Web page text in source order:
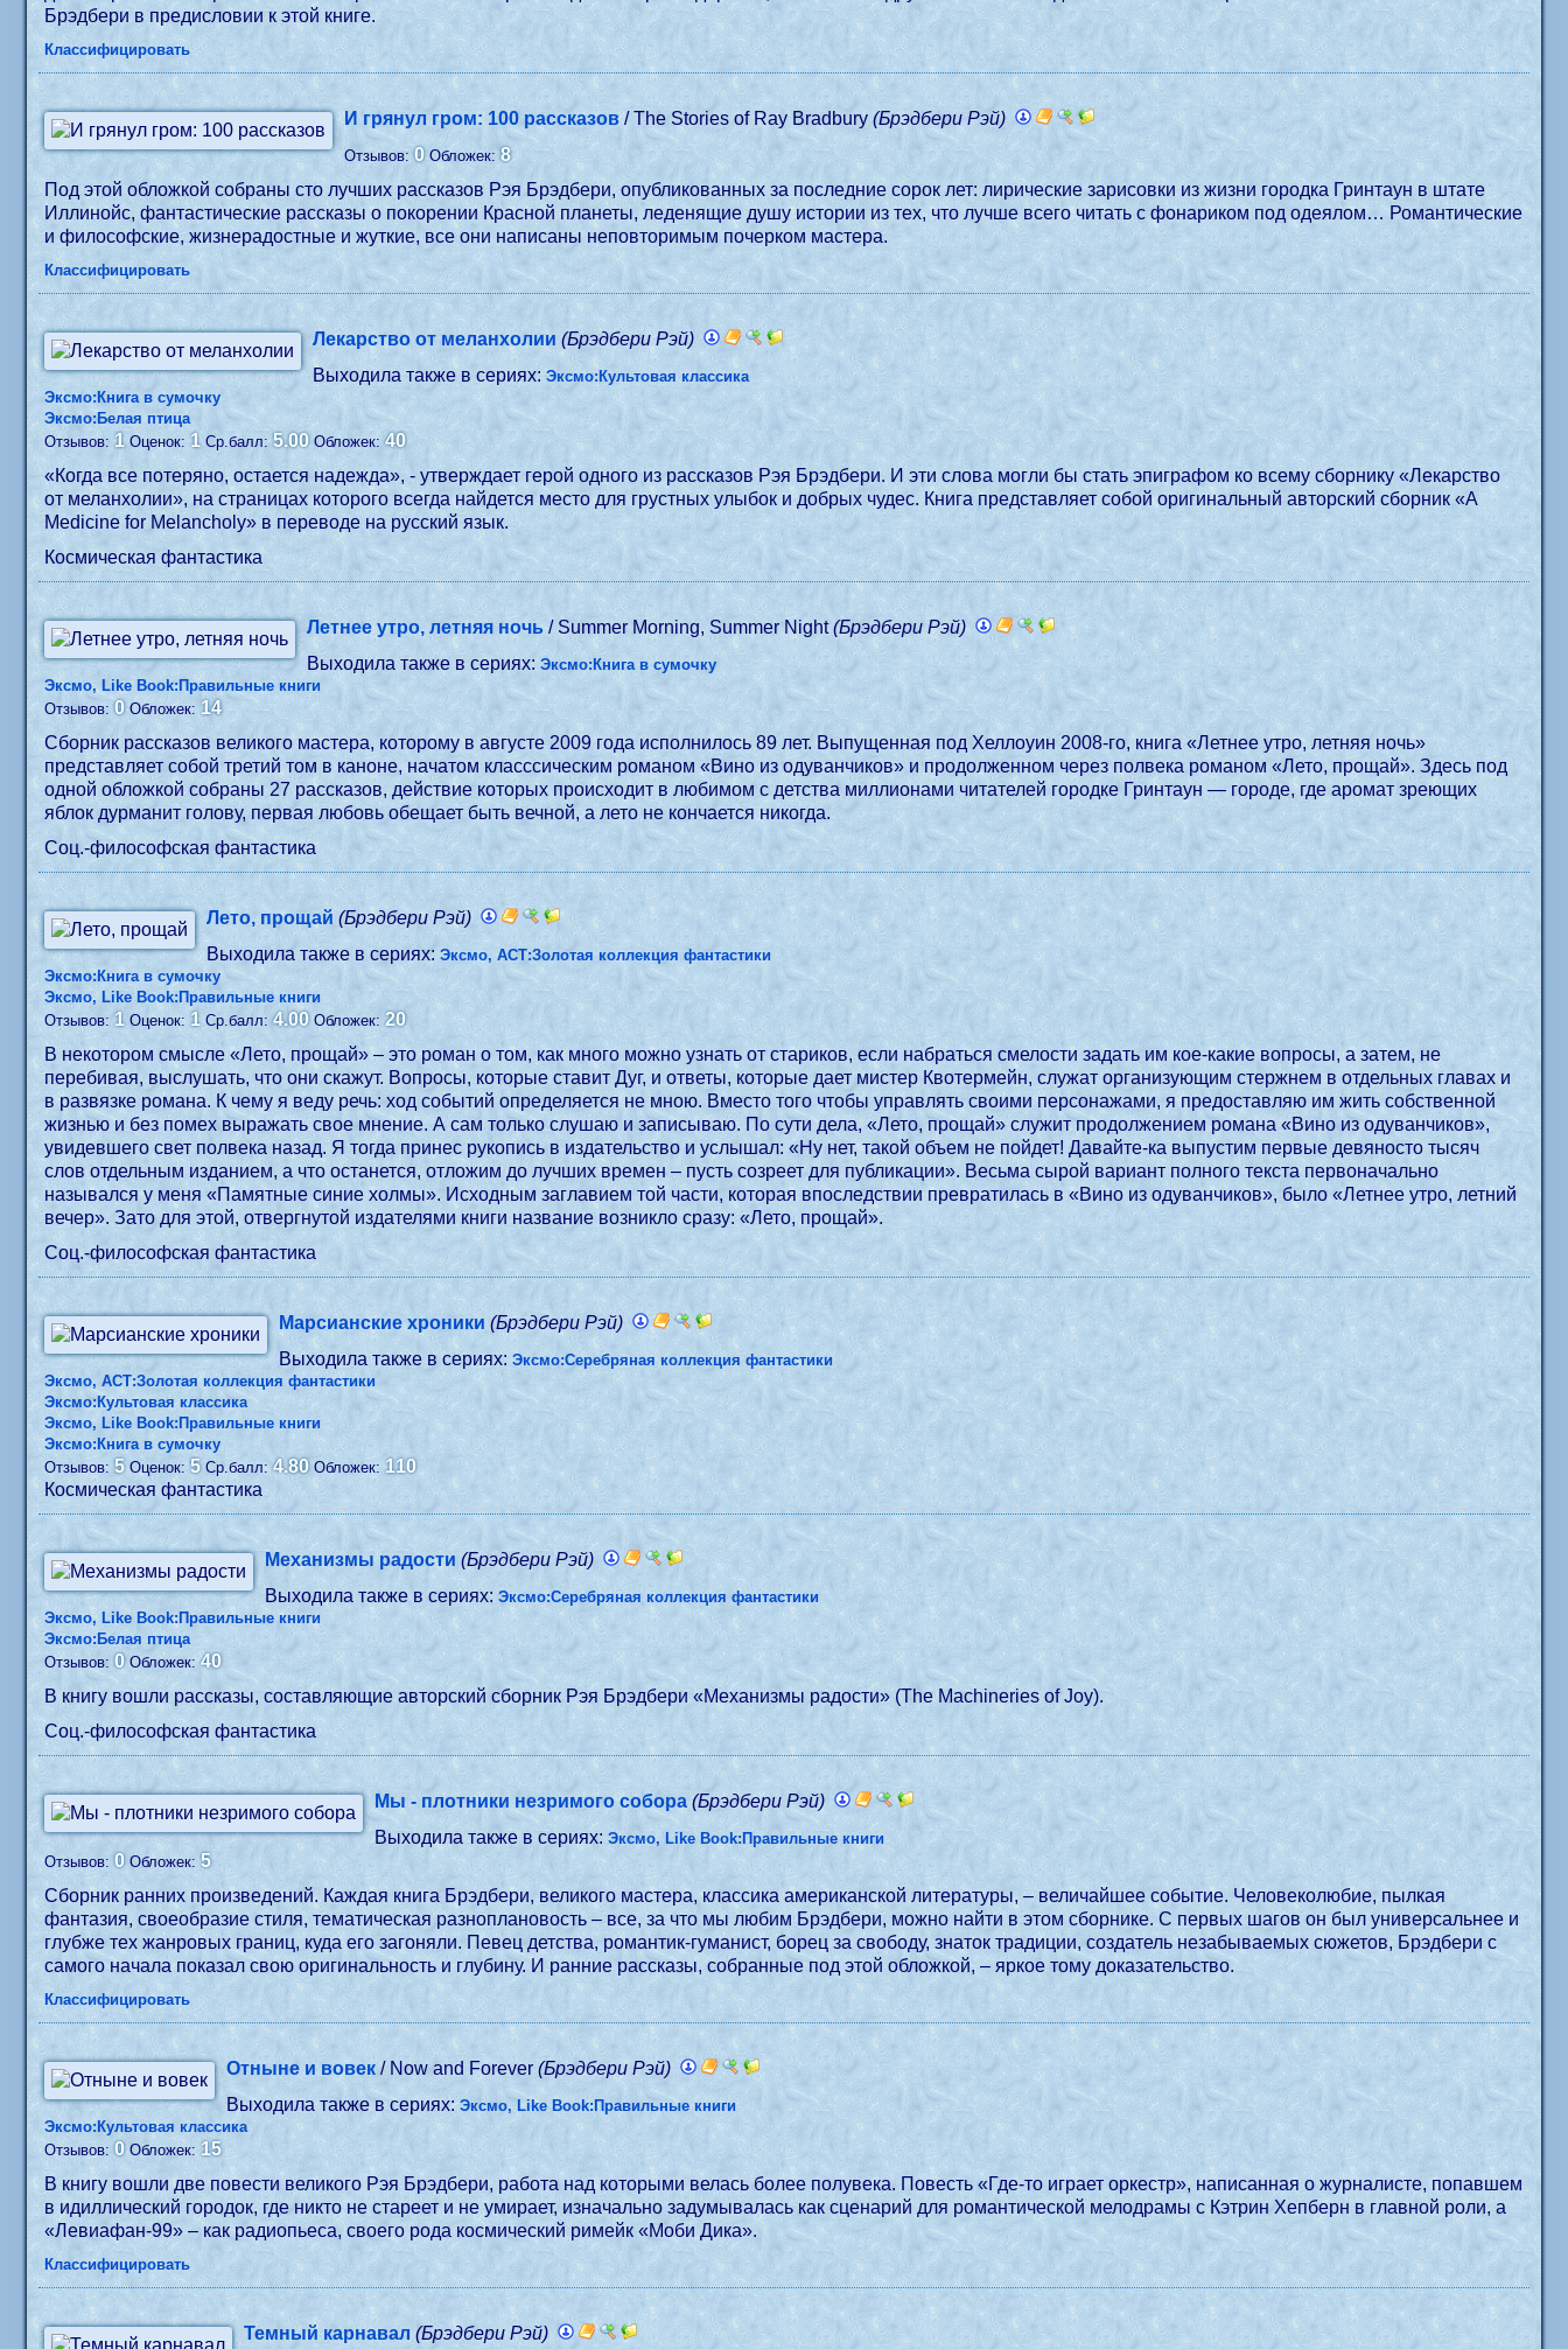
Брэдбери в предисловии к этой книге.
Классифицировать
И грянул гром: 100 рассказов/ The Stories of Ray Bradbury(Брэдбери Рэй)
Отзывов:0 Обложек:8
Под этой обложкой собраны сто лучших рассказов Рэя Брэдбери, опубликованных за последние сорок лет: лирические зарисовки из жизни городка Гринтаун в штате
Иллинойс, фантастические рассказы о покорении Красной планеты, леденящие душу истории из тех, что лучше всего читать с фонариком под одеялом… Романтические
и философские, жизнерадостные и жуткие, все они написаны неповторимым почерком мастера.
Классифицировать
Лекарство от меланхолии (Брэдбери Рэй)
Выходила также в сериях:Эксмо:Культовая классика
Эксмо:Книга в сумочку
Эксмо:Белая птица
Отзывов:1 Оценок:1 Ср.балл:5.00 Обложек:40
«Когда все потеряно, остается надежда», - утверждает герой одного из рассказов Рэя Брэдбери. И эти слова могли бы стать эпиграфом ко всему сборнику «Лекарство
от меланхолии», на страницах которого всегда найдется место для грустных улыбок и добрых чудес. Книга представляет собой оригинальный авторский сборник «A
Medicine for Melancholy» в переводе на русский язык.
Космическая фантастика
Летнее утро, летняя ночь/ Summer Morning, Summer Night(Брэдбери Рэй)
Выходила также в сериях:Эксмо:Книга в сумочку
Эксмо, Like Book:Правильные книги
Отзывов:0 Обложек: 14
Сборник рассказов великого мастера, которому в августе 2009 года исполнилось 89 лет. Выпущенная под Хеллоуин 2008-го, книга «Летнее утро, летняя ночь»
представляет собой третий том в каноне, начатом класссическим романом «Вино из одуванчиков» и продолженном через полвека романом «Лето, прощай». Здесь под
одной обложкой собраны 27 рассказов, действие которых происходит в любимом с детства миллионами читателей городке Гринтаун — городе, где аромат зреющих
яблок дурманит голову, первая любовь обещает быть вечной, а лето не кончается никогда.
Соц.-философская фантастика
Лето, прощай (Брэдбери Рэй)
Выходила также в сериях:Эксмо, АСТ:Золотая коллекция фантастики
Эксмо:Книга в сумочку
Эксмо, Like Book:Правильные книги
Отзывов:1 Оценок:1 Ср.балл:4.00 Обложек:20
В некотором смысле «Лето, прощай» – это роман о том, как много можно узнать от стариков, если набраться смелости задать им кое-какие вопросы, а затем, не
перебивая, выслушать, что они скажут. Вопросы, которые ставит Дуг, и ответы, которые дает мистер Квотермейн, служат организующим стержнем в отдельных главах и
в развязке романа. К чему я веду речь: ход событий определяется не мною. Вместо того чтобы управлять своими персонажами, я предоставляю им жить собственной
жизнью и без помех выражать свое мнение. А сам только слушаю и записываю. По сути дела, «Лето, прощай» служит продолжением романа «Вино из одуванчиков»,
увидевшего свет полвека назад. Я тогда принес рукопись в издательство и услышал: «Ну нет, такой объем не пойдет! Давайте-ка выпустим первые девяносто тысяч
слов отдельным изданием, а что останется, отложим до лучших времен – пусть созреет для публикации». Весьма сырой вариант полного текста первоначально
назывался у меня «Памятные синие холмы». Исходным заглавием той части, которая впоследствии превратилась в «Вино из одуванчиков», было «Летнее утро, летний
вечер». Зато для этой, отвергнутой издателями книги название возникло сразу: «Лето, прощай».
Соц.-философская фантастика
Марсианские хроники (Брэдбери Рэй)
Выходила также в сериях:Эксмо:Серебряная коллекция фантастики
Эксмо, АСТ:Золотая коллекция фантастики
Эксмо:Культовая классика
Эксмо, Like Book:Правильные книги
Эксмо:Книга в сумочку
Отзывов:5 Оценок:5 Ср.балл:4.80 Обложек:110
Космическая фантастика
Механизмы радости (Брэдбери Рэй)
Выходила также в сериях:Эксмо:Серебряная коллекция фантастики
Эксмо, Like Book:Правильные книги
Эксмо:Белая птица
Отзывов:0 Обложек:40
В книгу вошли рассказы, составляющие авторский сборник Рэя Брэдбери «Механизмы радости» (The Machineries of Joy).
Соц.-философская фантастика
Мы - плотники незримого собора (Брэдбери Рэй)
Выходила также в сериях:Эксмо, Like Book:Правильные книги
Отзывов:0 Обложек:5
Сборник ранних произведений. Каждая книга Брэдбери, великого мастера, классика американской литературы, – величайшее событие. Человеколюбие, пылкая
фантазия, своеобразие стиля, тематическая разноплановость – все, за что мы любим Брэдбери, можно найти в этом сборнике. С первых шагов он был универсальнее и
глубже тех жанровых границ, куда его загоняли. Певец детства, романтик-гуманист, борец за свободу, знаток традиции, создатель незабываемых сюжетов, Брэдбери с
самого начала показал свою оригинальность и глубину. И ранние рассказы, собранные под этой обложкой, – яркое тому доказательство.
Классифицировать
Отныне и вовек/ Now and Forever(Брэдбери Рэй)
Выходила также в сериях:Эксмо, Like Book:Правильные книги
Эксмо:Культовая классика
Отзывов:0 Обложек:15
В книгу вошли две повести великого Рэя Брэдбери, работа над которыми велась более полувека. Повесть «Где-то играет оркестр», написанная о журналисте, попавшем
в идиллический городок, где никто не стареет и не умирает, изначально задумывалась как сценарий для романтической мелодрамы с Кэтрин Хепберн в главной роли, а
«Левиафан-99» – как радиопьеса, своего рода космический римейк «Моби Дика».
Классифицировать
Темный карнавал (Брэдбери Рэй)